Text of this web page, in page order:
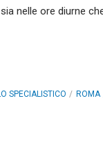
nelle ore diurne
SPECIALISTICO ROMA